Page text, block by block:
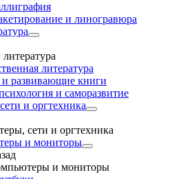
и линогравюра
литература
и развивающие книги
и саморазвитие
и оргтехника
сети и оргтехника
и мониторы
и мониторы